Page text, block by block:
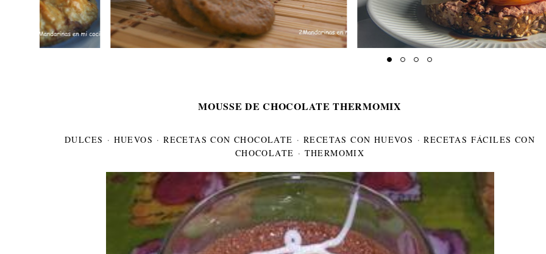
MOUSSE DE CHOCOLATE THERMOMIX
DULCES · HUEVOS ·RECETAS CON CHOCOLATE · RECETAS CON HUEVOS ·RECETAS FÁCILES CON
CHOCOLATE · THERMOMIX